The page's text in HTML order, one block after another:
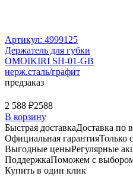
Артикул: 4999125
Держатель для губки
OMOIKIRI SH-01-GB
нерж.сталь/графит
предзаказ
2 588 ₽2588
В корзину
Быстрая доставкаДоставка по
Официальная гарантияТолько
Выгодные ценыРегулярные
ПоддержкаПоможем с
Купить в один клик